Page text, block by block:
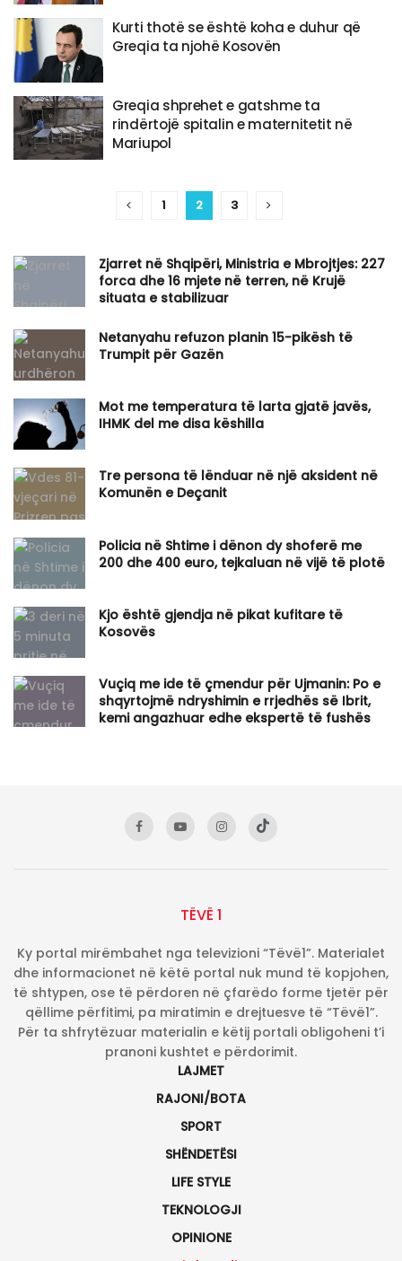
Kurti thotë se është koha e duhur që
Greqia ta njohë Kosovën
Greqia shprehet e gatshme ta
rindërtojë spitalin e maternitetit në
Mariupol
1 2 3
Zjarret në Shqipëri, Ministria e Mbrojtjes: 227
forca dhe 16 mjete në terren, në Krujë
situata e stabilizuar
Netanyahu refuzon planin 15-pikësh të
Trumpit për Gazën
Mot me temperatura të larta gjatë javës,
IHMK del me disa këshilla
Tre persona të lënduar në një aksident në
Komunën e Deçanit
Policia në Shtime i dënon dy shoferë me
200 dhe 400 euro, tejkaluan në vijë të plotë
Kjo është gjendja në pikat kufitare të
Kosovës
Vuçiq me ide të çmendur për Ujmanin: Po e
shqyrtojmë ndryshimin e rrjedhës së Ibrit,
kemi angazhuar edhe ekspertë të fushës
TËVË 1
Ky portal mirëmbahet nga televizioni “Tëvë1”. Materialet
dhe informacionet në këtë portal nuk mund të kopjohen,
të shtypen, ose të përdoren në çfarëdo forme tjetër për
qëllime përfitimi, pa miratimin e drejtuesve të “Tëvë1”.
Për ta shfrytëzuar materialin e këtij portali obligoheni t’i
pranoni kushtet e përdorimit.
LAJMET
RAJONI/BOTA
SPORT
SHËNDETËSI
LIFE STYLE
TEKNOLOGJI
OPINIONE